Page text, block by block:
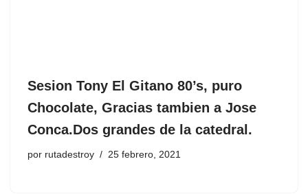
Sesion Tony El Gitano 80’s, puro
Chocolate, Gracias tambien a Jose
Conca.Dos grandes de la catedral.
por rutadestroy 25 febrero, 2021